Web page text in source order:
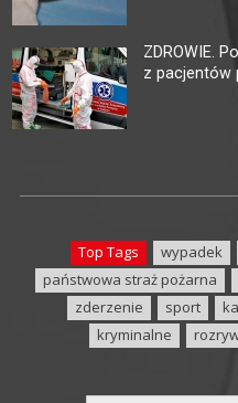
ZDROWIE.
z pacjentów
Top Tags wypadek
państwowa straż pożarna
zderzenie
sport
kryminalne